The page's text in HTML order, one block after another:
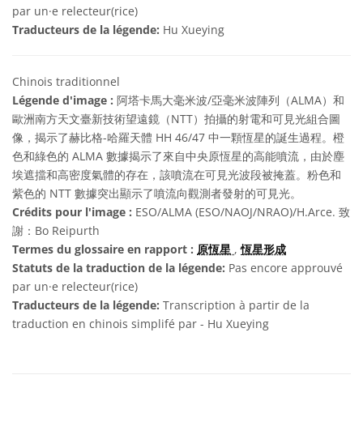
par un·e relecteur(rice)
Traducteurs de la légende: Hu Xueying
Chinois traditionnel
Légende d'image : 阿塔卡馬大毫米波/亞毫米波陣列（ALMA）和
歐洲南方天文臺新技術望遠鏡（NTT）拍攝的射電和可見光組合圖
像，揭示了赫比格-哈羅天體 HH 46/47 中一顆恆星的誕生過程。橙
色和綠色的 ALMA 數據揭示了來自中央原恆星的高能噴流，由於塵
埃遮擋和高密度氣體的存在，該噴流在可見光波段被掩蓋。粉色和
紫色的 NTT 數據突出顯示了噴流向觀測者發射的可見光。
Crédits pour l'image : ESO/ALMA (ESO/NAOJ/NRAO)/H.Arce. 致
謝：Bo Reipurth
Termes du glossaire en rapport : 原恆星 ,恆星形成
Statuts de la traduction de la légende: Pas encore approuvé
par un·e relecteur(rice)
Traducteurs de la légende: Transcription à partir de la
traduction en chinois simplifé par - Hu Xueying